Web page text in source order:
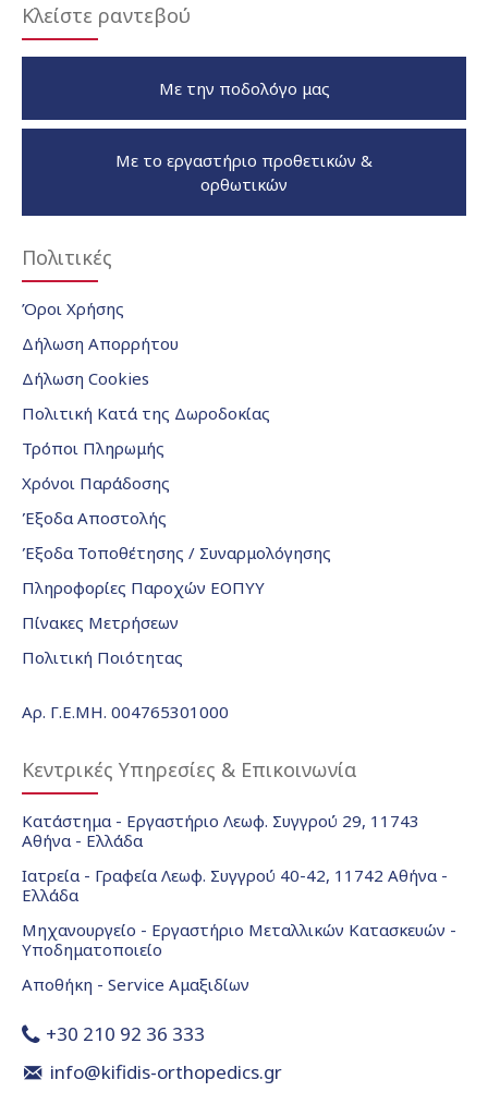
Κλείστε ραντεβού
Με την ποδολόγο μας
Με το εργαστήριο προθετικών &
ορθωτικών
Πολιτικές
Όροι Χρήσης
Δήλωση Απορρήτου
Δήλωση Cookies
Πολιτική Κατά της Δωροδοκίας
Τρόποι Πληρωμής
Χρόνοι Παράδοσης
Έξοδα Αποστολής
Έξοδα Τοποθέτησης / Συναρμολόγησης
Πληροφορίες Παροχών ΕΟΠΥΥ
Πίνακες Μετρήσεων
Πολιτική Ποιότητας
Αρ. Γ.Ε.ΜΗ. 004765301000
Κεντρικές Υπηρεσίες & Επικοινωνία
Κατάστημα - Εργαστήριο Λεωφ. Συγγρού 29, 11743
Αθήνα - Ελλάδα
Ιατρεία - Γραφεία Λεωφ. Συγγρού 40-42, 11742 Αθήνα -
Ελλάδα
Μηχανουργείο - Εργαστήριο Μεταλλικών Κατασκευών -
Υποδηματοποιείο
Αποθήκη - Service Αμαξιδίων
+30 210 92 36 333
info@kifidis-orthopedics.gr